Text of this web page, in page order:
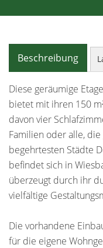
Beschreibung
Diese geräumige
bietet mit ihren 150
davon vier
Familien oder alle,
begehrtesten Städte
befindet sich in
überzeugt durch ihr
vielfältige
Die vorhandene
für die eigene